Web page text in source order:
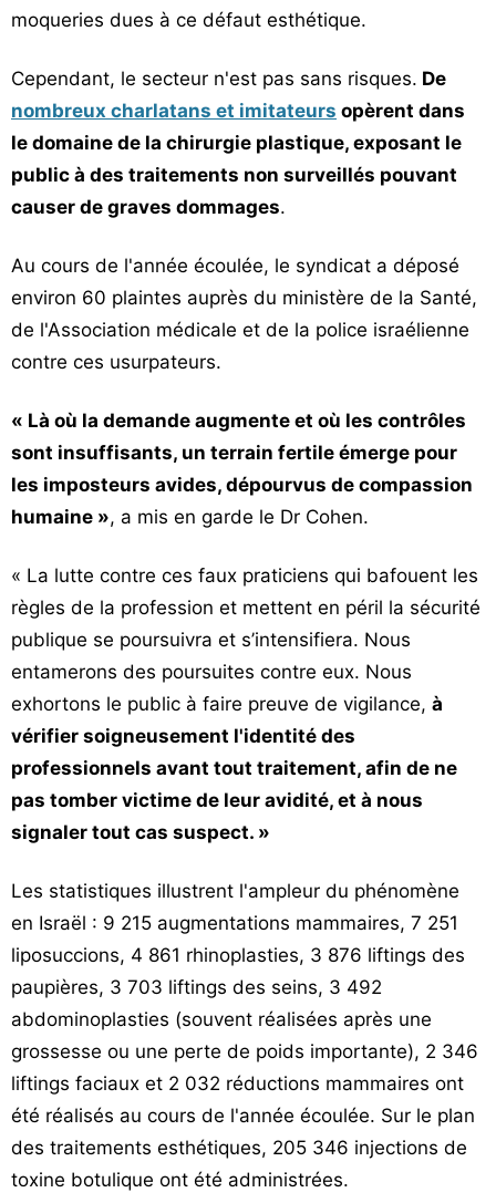
moqueries dues à ce défaut esthétique.
Cependant, le secteur n'est pas sans risques. De
nombreux charlatans et imitateurs opèrent dans
le domaine de la chirurgie plastique, exposant le
public à des traitements non surveillés pouvant
causer de graves dommages.
Au cours de l'année écoulée, le syndicat a déposé
environ 60 plaintes auprès du ministère de la Santé,
de l'Association médicale et de la police israélienne
contre ces usurpateurs.
« Là où la demande augmente et où les contrôles
sont insuffisants, un terrain fertile émerge pour
les imposteurs avides, dépourvus de compassion
humaine », a mis en garde le Dr Cohen.
« La lutte contre ces faux praticiens qui bafouent les
règles de la profession et mettent en péril la sécurité
publique se poursuivra et s’intensifiera. Nous
entamerons des poursuites contre eux. Nous
exhortons le public à faire preuve de vigilance, à
vérifier soigneusement l'identité des
professionnels avant tout traitement, afin de ne
pas tomber victime de leur avidité, et à nous
signaler tout cas suspect. »
Les statistiques illustrent l'ampleur du phénomène
en Israël : 9 215 augmentations mammaires, 7 251
liposuccions, 4 861 rhinoplasties, 3 876 liftings des
paupières, 3 703 liftings des seins, 3 492
abdominoplasties (souvent réalisées après une
grossesse ou une perte de poids importante), 2 346
liftings faciaux et 2 032 réductions mammaires ont
été réalisés au cours de l'année écoulée. Sur le plan
des traitements esthétiques, 205 346 injections de
toxine botulique ont été administrées.